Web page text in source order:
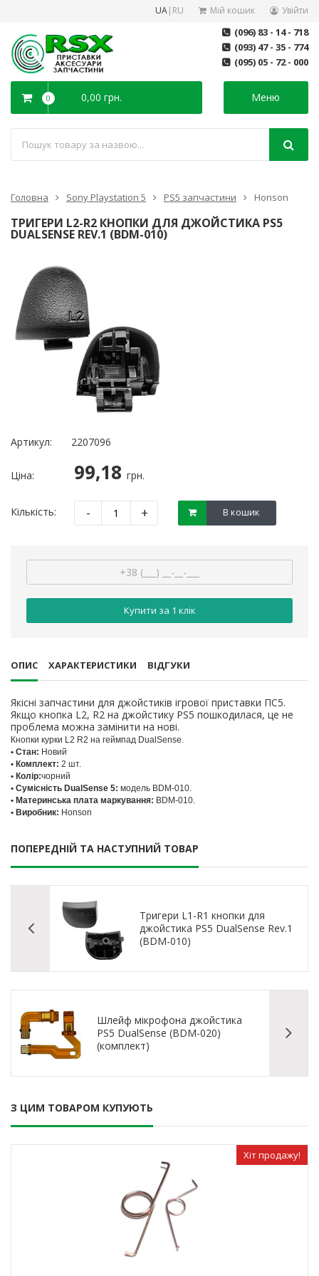
UA| RU Мій кошик Увійти
(096) 83 - 14 - 718
(093) 47 - 35 - 774
(095) 05 - 72 - 000
Меню
0 0,00 грн.
Головна Sony Playstation 5 PS5 запчастини Honson
ТРИГЕРИ L2-R2 КНОПКИ ДЛЯ ДЖОЙСТИКА PS5
DUALSENSE REV.1 (BDM-010)
Артикул: 2207096
Ціна: 99,18 грн.
Кількість: - + В кошик
Купити за 1 клiк
ОПИС ХАРАКТЕРИСТИКИ ВІДГУКИ
Якісні запчастини для джойстиків ігрової приставки ПС5.
Якщо кнопка L2, R2 на джойстику PS5 пошкодилася, це не
проблема можна замінити на нові.
Кнопки курки L2 R2 на геймпад DualSense.
• Стан: Новий
• Комплект: 2 шт.
• Колір:чорний
• Сумісність DualSense 5: модель BDM-010.
• Материнська плата маркування: BDM-010.
• Виробник: Honson
ПОПЕРЕДНІЙ ТА НАСТУПНИЙ ТОВАР
Тригери L1-R1 кнопки для
джойстика PS5 DualSense Rev.1
(BDM-010)
Шлейф мікрофона джойстика
PS5 DualSense (BDM-020)
(комплект)
З ЦИМ ТОВАРОМ КУПУЮТЬ
Хіт продажу!